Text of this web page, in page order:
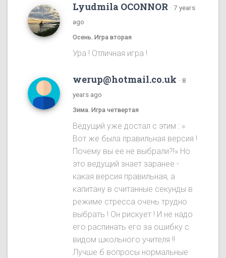
Lyudmila OCONNOR · 7 years
ago
Осень. Игра вторая
Ура ! Отличная игра !
werup@hotmail.co.uk · 8
years ago
Зима. Игра четвертая
Ведущий уже достал с этим : »
Вот же была правильная версия !
Почему вы ее не выбрали?!» Но
это ведущий знает заранее -
какая версия правильная, а
капитану в считанные секунды в
режиме стресса очень трудно
выбрать ! Он рискует ! И не надо
его распинать его за ошибку с
видом школьного учителя !!
Лучше б вопросы нормальные